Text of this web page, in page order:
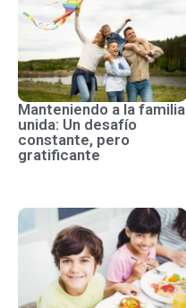
Manteniendo a la familia
unida: Un desafío
constante, pero
gratificante